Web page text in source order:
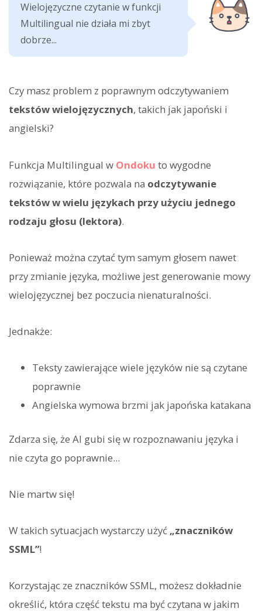
Wielojęzyczne czytanie w funkcji
Multilingual nie działa mi zbyt
dobrze...
Czy masz problem z poprawnym odczytywaniem
tekstów wielojęzycznych, takich jak japoński i
angielski?
Funkcja Multilingual w Ondoku to wygodne
rozwiązanie, które pozwala na odczytywanie
tekstów w wielu językach przy użyciu jednego
rodzaju głosu (lektora).
Ponieważ można czytać tym samym głosem nawet
przy zmianie języka, możliwe jest generowanie mowy
wielojęzycznej bez poczucia nienaturalności.
Jednakże:
Teksty zawierające wiele języków nie są czytane
poprawnie
Angielska wymowa brzmi jak japońska katakana
Zdarza się, że AI gubi się w rozpoznawaniu języka i
nie czyta go poprawnie...
Nie martw się!
W takich sytuacjach wystarczy użyć „znaczników
SSML”!
Korzystając ze znaczników SSML, możesz dokładnie
określić, która część tekstu ma być czytana w jakim